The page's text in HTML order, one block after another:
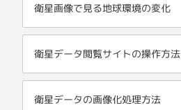
衛星画像で見る地球環境の変化
衛星データ閲覧サイトの操作方法
衛星データの画像化処理方法